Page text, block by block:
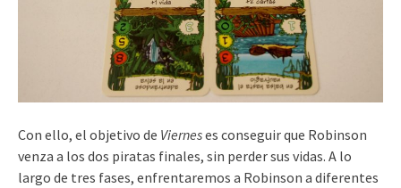
Con ello, el objetivo de Vierneses conseguir que Robinson
venza a los dos piratas finales, sin perder sus vidas. A lo
largo de tres fases, enfrentaremos a Robinson a diferentes